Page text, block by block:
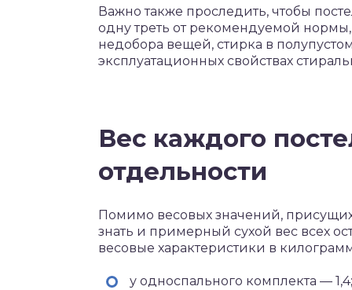
Важно также проследить, чтобы
одну треть от рекомендуемой
недобора вещей, стирка в
эксплуатационных свойствах
Вес каждого
отдельности
Помимо весовых значений,
знать и примерный сухой вес всех
весовые характеристики в
у односпального комплекта — 1,4;